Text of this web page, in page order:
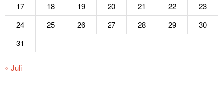
17
18 19 20 21 22
23
24
25 26 27 28 29
30
31
« Juli